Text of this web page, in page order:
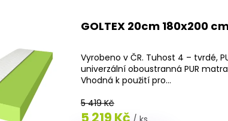
GOLTEX 20cm 180x200
hodnocení
produktu
je
4,3
z
5
Vyrobeno v ČR. Tuhost 4 – tvrdé,
univerzální oboustranná PUR
Vhodná k použití pro...
5 419 Kč